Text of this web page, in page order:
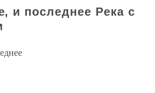
и последнее Река с